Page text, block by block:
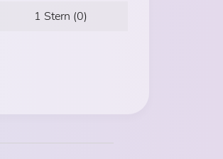
1 Stern (0)